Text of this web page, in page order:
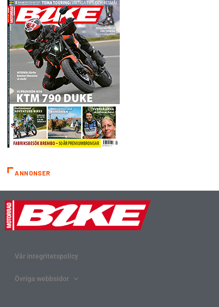
ANNONSER
Vår integritetspolicy
Övriga webbsidor